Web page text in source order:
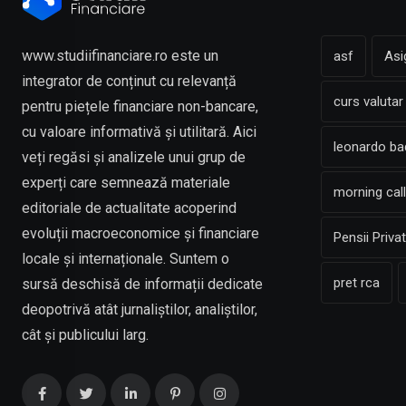
www.studiifinanciare.ro este un
integrator de conținut cu relevanță
pentru piețele financiare non-bancare,
cu valoare informativă și utilitară. Aici
veți regăsi și analizele unui grup de
experți care semnează materiale
editoriale de actualitate acoperind
evoluții macroeconomice și financiare
locale și internaționale. Suntem o
sursă deschisă de informații dedicate
deopotrivă atât jurnaliștilor, analiștilor,
cât și publicului larg.
asf
curs valutar
leonardo
morning
Pensii
pret rca